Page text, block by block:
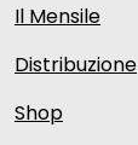
Il Mensile
Distribuzione
Shop